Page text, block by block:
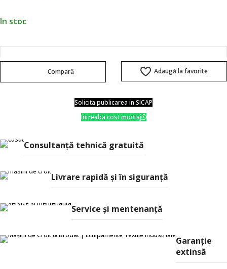
In stoc
Compară Adaugă la favorite
Solicita publicarea in SICAP
Intreaba cost montaj
Consultanţă tehnică gratuită
Livrare rapidă şi în siguranţă
Service și mentenanță
Garanție
extinsă